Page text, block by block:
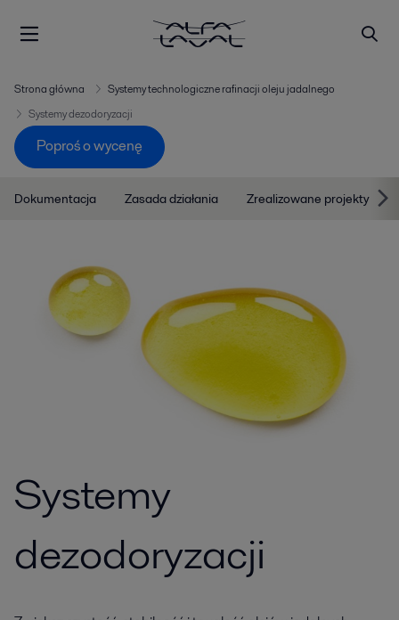
Strona główna
Systemy technologiczne rafinacji oleju jadalnego
Systemy dezodoryzacji
Poproś o wycenę
Dokumentacja Zasada działania Zrealizowane projekty
Systemy
dezodoryzacji